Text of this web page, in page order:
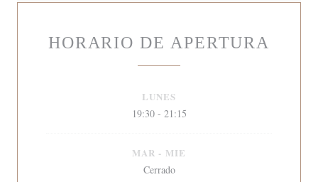
HORARIO DE APERTURA
LUNES
19:30 - 21:15
MAR - MIE
Cerrado